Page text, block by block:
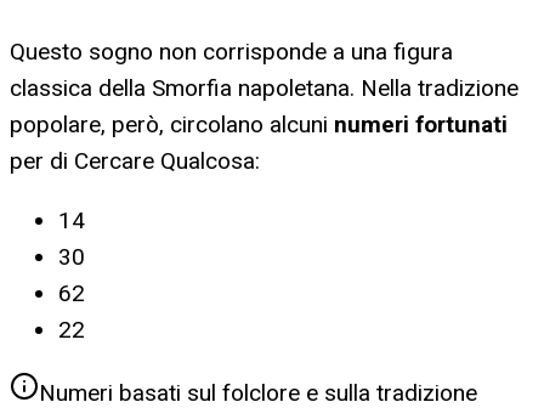
Questo sogno non corrisponde a una figura
classica della Smorfia napoletana. Nella tradizione
popolare, però, circolano alcuni numeri fortunati
per di Cercare Qualcosa:
14
30
62
22
Numeri basati sul folclore e sulla tradizione